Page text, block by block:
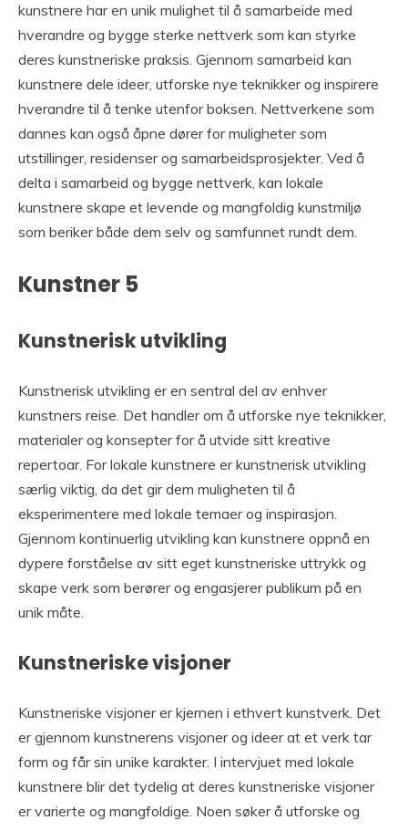
kunstnere har en unik mulighet til å samarbeide med
hverandre og bygge sterke nettverk som kan styrke
deres kunstneriske praksis. Gjennom samarbeid kan
kunstnere dele ideer, utforske nye teknikker og inspirere
hverandre til å tenke utenfor boksen. Nettverkene som
dannes kan også åpne dører for muligheter som
utstillinger, residenser og samarbeidsprosjekter. Ved å
delta i samarbeid og bygge nettverk, kan lokale
kunstnere skape et levende og mangfoldig kunstmiljø
som beriker både dem selv og samfunnet rundt dem.
Kunstner 5
Kunstnerisk utvikling
Kunstnerisk utvikling er en sentral del av enhver
kunstners reise. Det handler om å utforske nye teknikker,
materialer og konsepter for å utvide sitt kreative
repertoar. For lokale kunstnere er kunstnerisk utvikling
særlig viktig, da det gir dem muligheten til å
eksperimentere med lokale temaer og inspirasjon.
Gjennom kontinuerlig utvikling kan kunstnere oppnå en
dypere forståelse av sitt eget kunstneriske uttrykk og
skape verk som berører og engasjerer publikum på en
unik måte.
Kunstneriske visjoner
Kunstneriske visjoner er kjernen i ethvert kunstverk. Det
er gjennom kunstnerens visjoner og ideer at et verk tar
form og får sin unike karakter. I intervjuet med lokale
kunstnere blir det tydelig at deres kunstneriske visjoner
er varierte og mangfoldige. Noen søker å utforske og